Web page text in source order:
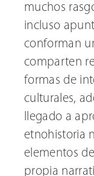
muchos
incluso
conforman
comparten
formas de
culturales,
llegado a
etnohistoria
elementos
propia